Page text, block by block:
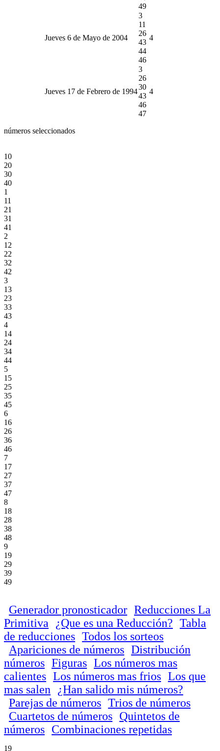
49
Jueves 6 de Mayo de 2004
3
11
26
43
44
46
4
Jueves 17 de Febrero de 1994
3
26
30
43
46
47
4
números seleccionados
10
20
30
40
1
11
21
31
41
2
12
22
32
42
3
13
23
33
43
4
14
24
34
44
5
15
25
35
45
6
16
26
36
46
7
17
27
37
47
8
18
28
38
48
9
19
29
39
49
Generador pronosticador Reducciones La
Primitiva
¿Que es una Reducción? Tabla
de reducciones Todos los sorteos
Apariciones de números Distribución
números Figuras Los números mas
calientes Los números mas frios Los que
mas salen
¿Han salido mis números?
Parejas de números Trios de números
Cuartetos de números Quintetos de
números Combinaciones repetidas
19